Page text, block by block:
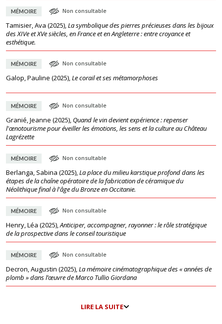
MÉMOIRE Non consultable
Tamisier, Ava (2025),La symbolique des pierres précieuses dans les bijoux
des XIVe et XVe siècles, en France et en Angleterre : entre croyance et
esthétique.
MÉMOIRE Non consultable
Galop, Pauline (2025),Le corail et ses métamorphoses
MÉMOIRE Non consultable
Granié, Jeanne (2025), Quand le vin devient expérience : repenser
l'œnotourisme pour éveiller les émotions, les sens et la culture au Château
Lagrézette
MÉMOIRE Non consultable
Berlanga, Sabina (2025),La place du milieu karstique profond dans les
étapes de la chaîne opératoire de la fabrication de céramique du
Néolithique final à l'âge du Bronze en Occitanie.
MÉMOIRE Non consultable
Henry, Léa (2025),Anticiper, accompagner, rayonner : le rôle stratégique
de la prospective dans le conseil touristique
MÉMOIRE Non consultable
Decron, Augustin (2025),La mémoire cinématographique des « années de
plomb » dans l’œuvre de Marco Tullio Giordana
LIRE LA SUITE